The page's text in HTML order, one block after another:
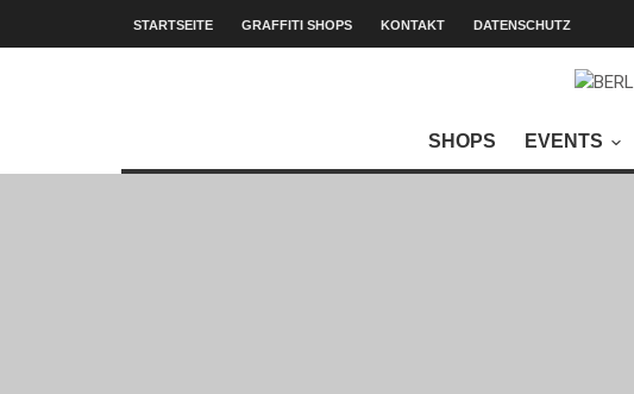
STARTSEITE GRAFFITI SHOPS KONTAKT DATENSCHUTZ
SHOPS EVENTS